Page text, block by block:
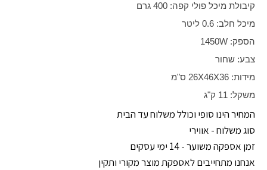
קיבולת מיכל פולי קפה: 400 גרם
מיכל חלב: 0.6 ליטר
הספק: 1450W
צבע: שחור
מידות: 26X46X36 ס"מ
משקל: 11 ק"ג
המחיר הינו סופי וכולל משלוח עד הבית
סוג משלוח - אווירי
זמן אספקה משוער - 14 ימי עסקים
אנחנו מתחייבים לאספקת מוצר מקורי ותקין